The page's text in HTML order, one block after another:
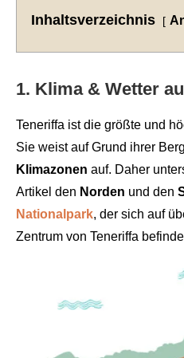
Inhaltsverzeichnis
1. Klima & Wetter
Teneriffa ist die größte und
Sie weist auf Grund ihrer
Klimazonen auf. Daher
Artikel den Norden und den
Nationalpark, der sich auf
Zentrum von Teneriffa